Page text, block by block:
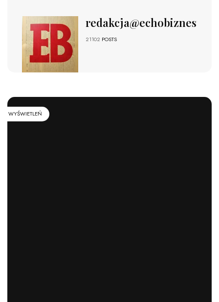
redakcja@echobiznesu.pl
21102 POSTS
WYŚWIETLEŃ